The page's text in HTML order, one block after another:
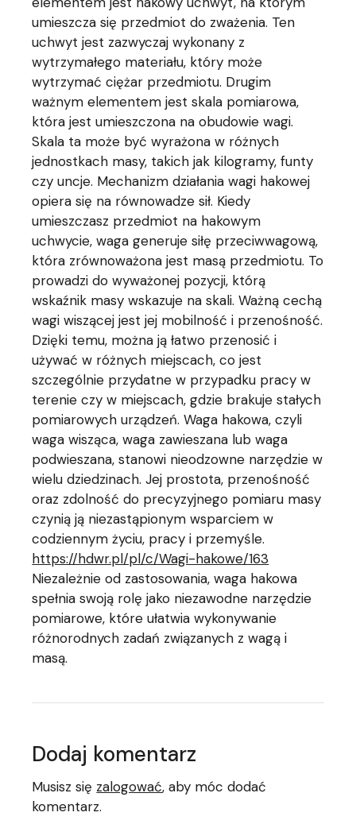
umieszcza się przedmiot do zważenia. Ten
uchwyt jest zazwyczaj wykonany z
wytrzymałego materiału, który może
wytrzymać ciężar przedmiotu. Drugim
ważnym elementem jest skala pomiarowa,
która jest umieszczona na obudowie wagi.
Skala ta może być wyrażona w różnych
jednostkach masy, takich jak kilogramy, funty
czy uncje. Mechanizm działania wagi hakowej
opiera się na równowadze sił. Kiedy
umieszczasz przedmiot na hakowym
uchwycie, waga generuje siłę przeciwwagową,
która zrównoważona jest masą przedmiotu. To
prowadzi do wyważonej pozycji, którą
wskaźnik masy wskazuje na skali. Ważną cechą
wagi wiszącej jest jej mobilność i przenośność.
Dzięki temu, można ją łatwo przenosić i
używać w różnych miejscach, co jest
szczególnie przydatne w przypadku pracy w
terenie czy w miejscach, gdzie brakuje stałych
pomiarowych urządzeń. Waga hakowa, czyli
waga wisząca, waga zawieszana lub waga
podwieszana, stanowi nieodzowne narzędzie w
wielu dziedzinach. Jej prostota, przenośność
oraz zdolność do precyzyjnego pomiaru masy
czynią ją niezastąpionym wsparciem w
codziennym życiu, pracy i przemyśle.
https://hdwr.pl/pl/c/Wagi-hakowe/163
Niezależnie od zastosowania, waga hakowa
spełnia swoją rolę jako niezawodne narzędzie
pomiarowe, które ułatwia wykonywanie
różnorodnych zadań związanych z wagą i
masą.
Dodaj komentarz
Musisz się zalogować, aby móc dodać
komentarz.